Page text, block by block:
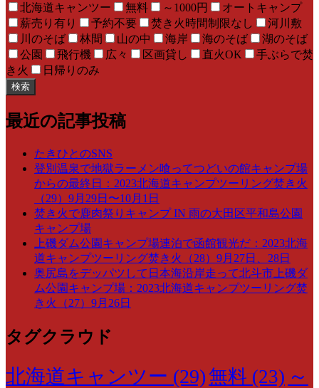
北海道キャンツー 無料 ～1000円
オートキャンプ
薪売り有り
予約不要 焚き火時間制限なし
河川敷
川のそば
林間 山の中 海岸 海のそば
湖のそば
公園
飛行機 広々 区画貸し 直火OK
手ぶらで焚
き火
日帰りのみ
検索
最近の記事投稿
たきひとのSNS
登別温泉で地獄ラーメン喰ってつどいの館キャンプ場
からの最終日：2023北海道キャンプツーリング焚き火
（29）9月29日〜10月1日
焚き火で鹿肉祭りキャンプ IN 雨の大田区平和島公園
キャンプ場
上磯ダム公園キャンプ場連泊で函館観光だ：2023北海
道キャンプツーリング焚き火（28）9月27日、28日
奥尻島をデッパツして日本海沿岸走って北斗市上磯ダ
ム公園キャンプ場：2023北海道キャンプツーリング焚
き火（27）9月26日
タグクラウド
北海道キャンツー (29)無料 (23) ～